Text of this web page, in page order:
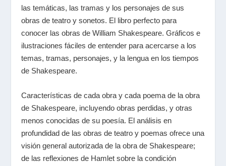
las temáticas, las tramas y los personajes de sus
obras de teatro y sonetos. El libro perfecto para
conocer las obras de William Shakespeare. Gráficos e
ilustraciones fáciles de entender para acercarse a los
temas, tramas, personajes, y la lengua en los tiempos
de Shakespeare.
Características de cada obra y cada poema de la obra
de Shakespeare, incluyendo obras perdidas, y otras
menos conocidas de su poesía. El análisis en
profundidad de las obras de teatro y poemas ofrece una
visión general autorizada de la obra de Shakespeare;
de las reflexiones de Hamlet sobre la condición